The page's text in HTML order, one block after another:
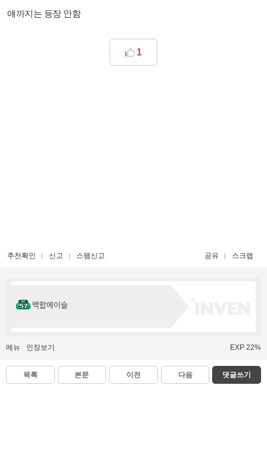
얘까지는 등장 안함
1
추천확인 신고 스팸신고 공유 스크랩
백합에이슬
메뉴 인장보기 EXP 22%
목록 본문 이전 다음 댓글쓰기